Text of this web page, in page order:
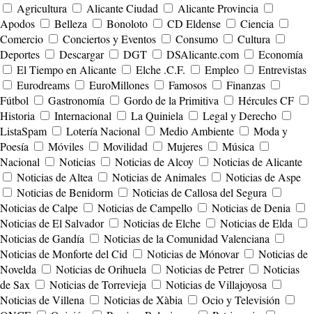
Agricultura
Alicante Ciudad
Alicante Provincia
Apodos
Belleza Bonoloto CD Eldense
Ciencia
Comercio
Conciertos y Eventos Consumo
Cultura
Deportes
Descargar DGT DSAlicante.com
Economía
El Tiempo en Alicante
Elche .C.F. Empleo
Entrevistas
Eurodreams
EuroMillones Famosos
Finanzas
Fútbol
Gastronomía Gordo de la Primitiva
Hércules CF
Historia
Internacional La Quiniela
Legal y Derecho
ListaSpam
Lotería Nacional Medio Ambiente
Moda y
Poesía
Móviles Movilidad Mujeres
Música
Nacional
Noticias Noticias de Alcoy
Noticias de Alicante
Noticias de Altea
Noticias de Animales
Noticias de Aspe
Noticias de Benidorm
Noticias de Callosa del Segura
Noticias de Calpe
Noticias de Campello
Noticias de Denia
Noticias de El Salvador
Noticias de Elche
Noticias de Elda
Noticias de Gandía
Noticias de la Comunidad Valenciana
Noticias de Monforte del Cid
Noticias de Mónovar
Noticias de
Novelda
Noticias de Orihuela Noticias de Petrer
Noticias
de Sax
Noticias de Torrevieja
Noticias de Villajoyosa
Noticias de Villena
Noticias de Xàbia
Ocio y Televisión